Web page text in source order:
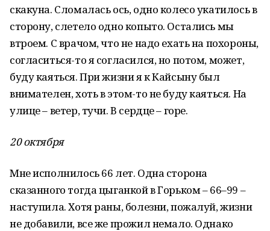
скакуна. Сломалась ось, одно колесо укатилось в
сторону, слетело одно копыто. Остались мы
втроем. С врачом, что не надо ехать на похороны,
согласиться-то я согласился, но потом, может,
буду каяться. При жизни я к Кайсыну был
внимателен, хоть в этом-то не буду каяться. На
улице – ветер, тучи. В сердце – горе.
20 октября
Мне исполнилось 66 лет. Одна сторона
сказанного тогда цыганкой в Горьком – 66–99 –
наступила. Хотя раны, болезни, пожалуй, жизни
не добавили, все же прожил немало. Однако